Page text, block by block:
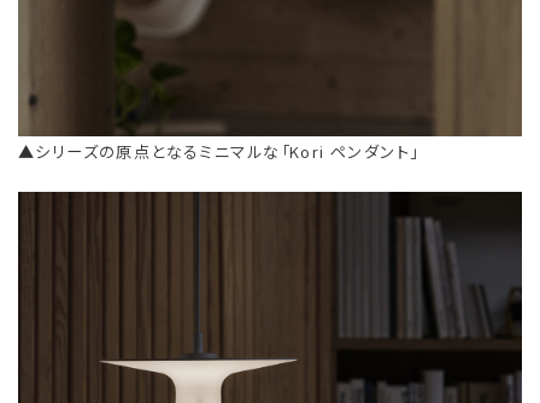
▲シリーズの原点となるミニマルな「Kori ペンダント」